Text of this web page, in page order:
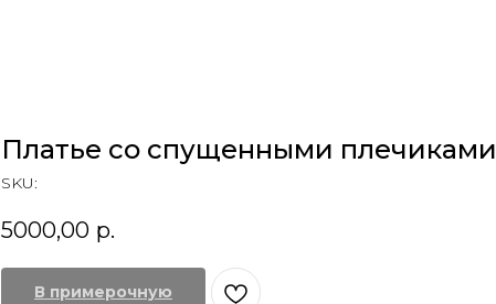
Платье со спущенными плечиками
SKU:
5000,00 р.
В примерочную